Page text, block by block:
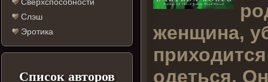
Сверхспособности
Слэш
Эротика
Список авторов
женщина,
одеться.